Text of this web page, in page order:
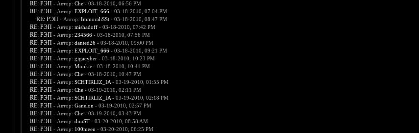
RE: РЭП - Автор: Che- 03-18-2010, 06:56 PM
RE: РЭП - Автор: EXPLOIT_666- 03-18-2010, 07:04 PM
RE: РЭП - Автор: ImmoraliSSt- 03-18-2010, 08:47 PM
RE: РЭП - Автор: mishadoff- 03-18-2010, 07:42 PM
RE: РЭП - Автор: 234566- 03-18-2010, 07:56 PM
RE: РЭП - Автор: danted26- 03-18-2010, 09:00 PM
RE: РЭП - Автор: EXPLOIT_666- 03-18-2010, 09:21 PM
RE: РЭП - Автор: gigacyber- 03-18-2010, 10:23 PM
RE: РЭП - Автор: Munkie- 03-18-2010, 10:41 PM
RE: РЭП - Автор: Che- 03-18-2010, 10:47 PM
RE: РЭП - Автор: SCHTIRLIZ_IA- 03-19-2010, 01:55 PM
RE: РЭП - Автор: Che- 03-19-2010, 02:11 PM
RE: РЭП - Автор: SCHTIRLIZ_IA- 03-19-2010, 02:18 PM
RE: РЭП - Автор: Ganelon - 03-19-2010, 02:57 PM
RE: РЭП - Автор: Che- 03-19-2010, 03:43 PM
RE: РЭП - Автор: duuST- 03-20-2010, 08:58 AM
RE: РЭП - Автор: 100meen - 03-20-2010, 06:25 PM